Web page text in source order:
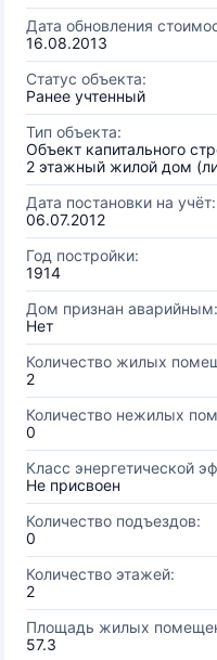
Дата обновления
16.08.2013
Статус объекта:
Ранее учтенный
Тип объекта:
Объект капитального
2 этажный жилой дом
Дата постановки на учёт:
06.07.2012
Год постройки:
1914
Дом признан аварийным:
Нет
Количество жилых
2
Количество нежилых
0
Класс энергетической
Не присвоен
Количество подъездов:
0
Количество этажей:
2
Площадь жилых
57.3